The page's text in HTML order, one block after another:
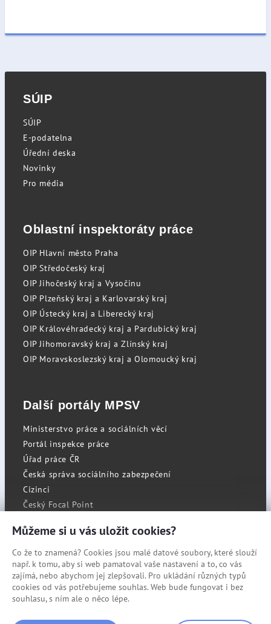
SÚIP
SÚIP
E-podatelna
Úřední deska
Novinky
Pro média
Oblastní inspektoráty práce
OIP Hlavní město Praha
OIP Středočeský kraj
OIP Jihočeský kraj a Vysočinu
OIP Plzeňský kraj a Karlovarský kraj
OIP Ústecký kraj a Liberecký kraj
OIP Královéhradecký kraj a Pardubický kraj
OIP Jihomoravský kraj a Zlínský kraj
OIP Moravskoslezský kraj a Olomoucký kraj
Další portály MPSV
Ministerstvo práce a sociálních věcí
Portál inspekce práce
Úřad práce ČR
Česká správa sociálního zabezpečení
Cizinci
Český Focal Point
RSS
Cookies
Prohlášení o přístupnosti
Mapa stránek
Můžeme si u vás uložit cookies?
Co že to znamená? Cookies jsou malé datové soubory, které slouží
např. k tomu, aby si web pamatoval vaše nastavení a to, co vás
zajímá, nebo abychom jej zlepšovali. Pro ukládání různých typů
cookies od vás potřebujeme souhlas. Web bude fungovat i bez
souhlasu, s ním ale o něco lépe.